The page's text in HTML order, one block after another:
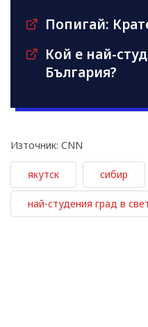
Попигай:
Кой е най-
България?
Източник: CNN
якутск сибир
най-студения град в